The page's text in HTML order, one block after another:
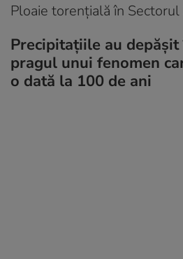
Ploaie torențială în
Precipitaţiile au
pragul unui fenomen
o dată la 100 de ani